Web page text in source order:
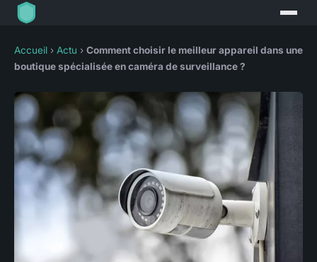
Accueil › Actu › Comment choisir le meilleur appareil dans une
boutique spécialisée en caméra de surveillance ?